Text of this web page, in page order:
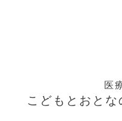
医
こどもとおと